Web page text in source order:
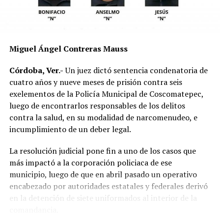
mecánica del accidente y establecer si existió
responsabilidad por parte de alguno de los conductores.
Las autoridades exhortaron a los automovilistas y
motociclistas a conducir con precaución, respetar los
límites de velocidad y aumentar la distancia de
seguridad entre vehículos, especialmente durante la
temporada de lluvias, cuando el riesgo de accidentes se
incrementa en las carreteras de la región.
La circulación en la zona se vio afectada por algunos
minutos mientras se realizaban las labores de auxilio y el
levantamiento de indicios por parte de las autoridades.
Posteriormente, el tránsito fue restablecido de manera
normal.
Miguel Ángel Contreras Mauss
Córdoba, Ver.-Un juez dictó sentencia condenatoria de
cuatro años y nueve meses de prisión contra seis
exelementos de la Policía Municipal de Coscomatepec,
luego de encontrarlos responsables de los delitos
contra la salud, en su modalidad de narcomenudeo, e
incumplimiento de un deber legal.
La resolución judicial pone fin a uno de los casos que
más impactó a la corporación policiaca de ese
municipio, luego de que en abril pasado un operativo
encabezado por autoridades estatales y federales derivó
en la detención de siete uniformados al interior de la